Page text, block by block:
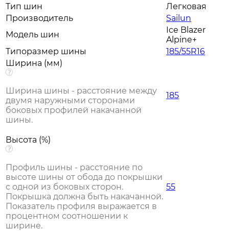
Тип шин
Легковая
Производитель
Sailun
Модель шин
Ice Blazer
Alpine+
Типоразмер шины
185/55R16
Ширина (мм)
Ширина шины - расстояние между
двумя наружными сторонами
боковых профилей накачанной
шины.
185
Высота (%)
Профиль шины - расстояние по
высоте шины от обода до покрышки
с одной из боковых сторон.
Покрышка должна быть накачанной.
Показатель профиля выражается в
процентном соотношении к
ширине.
55